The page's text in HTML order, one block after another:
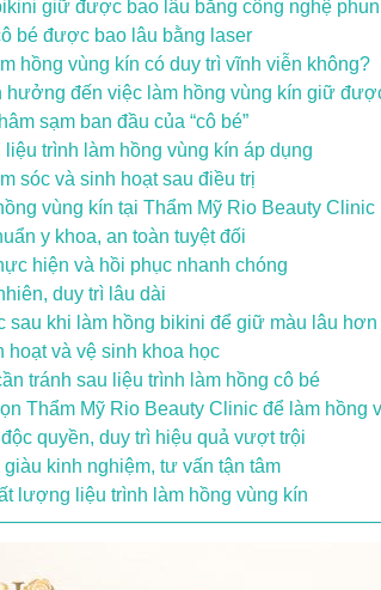
giữ được bao lâu bằng công nghệ
bé được bao lâu bằng laser
hồng vùng kín có duy trì vĩnh viễn không?
hưởng đến việc làm hồng vùng kín giữ
sạm ban đầu của “cô bé”
liệu trình làm hồng vùng kín áp dụng
sóc và sinh hoạt sau điều trị
vùng kín tại Thẩm Mỹ Rio Beauty Clinic
y khoa, an toàn tuyệt đối
hiện và hồi phục nhanh chóng
duy trì lâu dài
sau khi làm hồng bikini để giữ màu lâu hơn
hoạt và vệ sinh khoa học
tránh sau liệu trình làm hồng cô bé
Thẩm Mỹ Rio Beauty Clinic để làm hồng
quyền, duy trì hiệu quả vượt trội
kinh nghiệm, tư vấn tận tâm
lượng liệu trình làm hồng vùng kín